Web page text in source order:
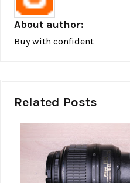
About author:
Buy with confident
Related Posts